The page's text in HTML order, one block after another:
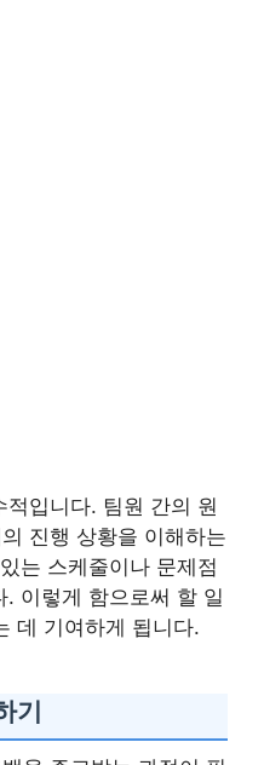
입니다. 팀원 간의 원
진행 상황을 이해하는
는 스케줄이나 문제점
이렇게 함으로써 할 일
데 기여하게 됩니다.
기